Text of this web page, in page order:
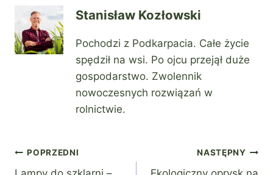
Stanisław Kozłowski
Pochodzi z Podkarpacia. Całe życie
spędził na wsi. Po ojcu przejął duże
gospodarstwo. Zwolennik
nowoczesnych rozwiązań w
rolnictwie.
Nawigacja
POPRZEDNI NASTĘPNY